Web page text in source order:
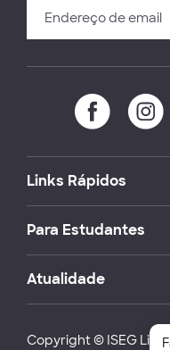
Links Rápidos
Para Estudantes
Atualidade
Copyright © ISEG